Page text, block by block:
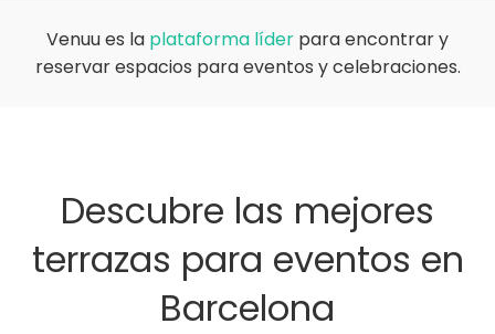
Venuu es la plataforma líder para encontrar y
reservar espacios para eventos y celebraciones.
Descubre las mejores
terrazas para eventos en
Barcelona